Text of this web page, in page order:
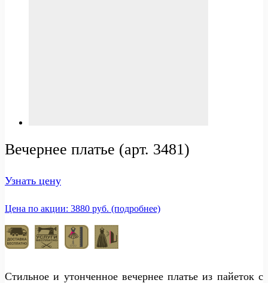
Вечернее платье (арт. 3481)
Узнать цену
Цена по акции: 3880 руб. (подробнее)
Стильное и утонченное вечернее платье из пайеток с